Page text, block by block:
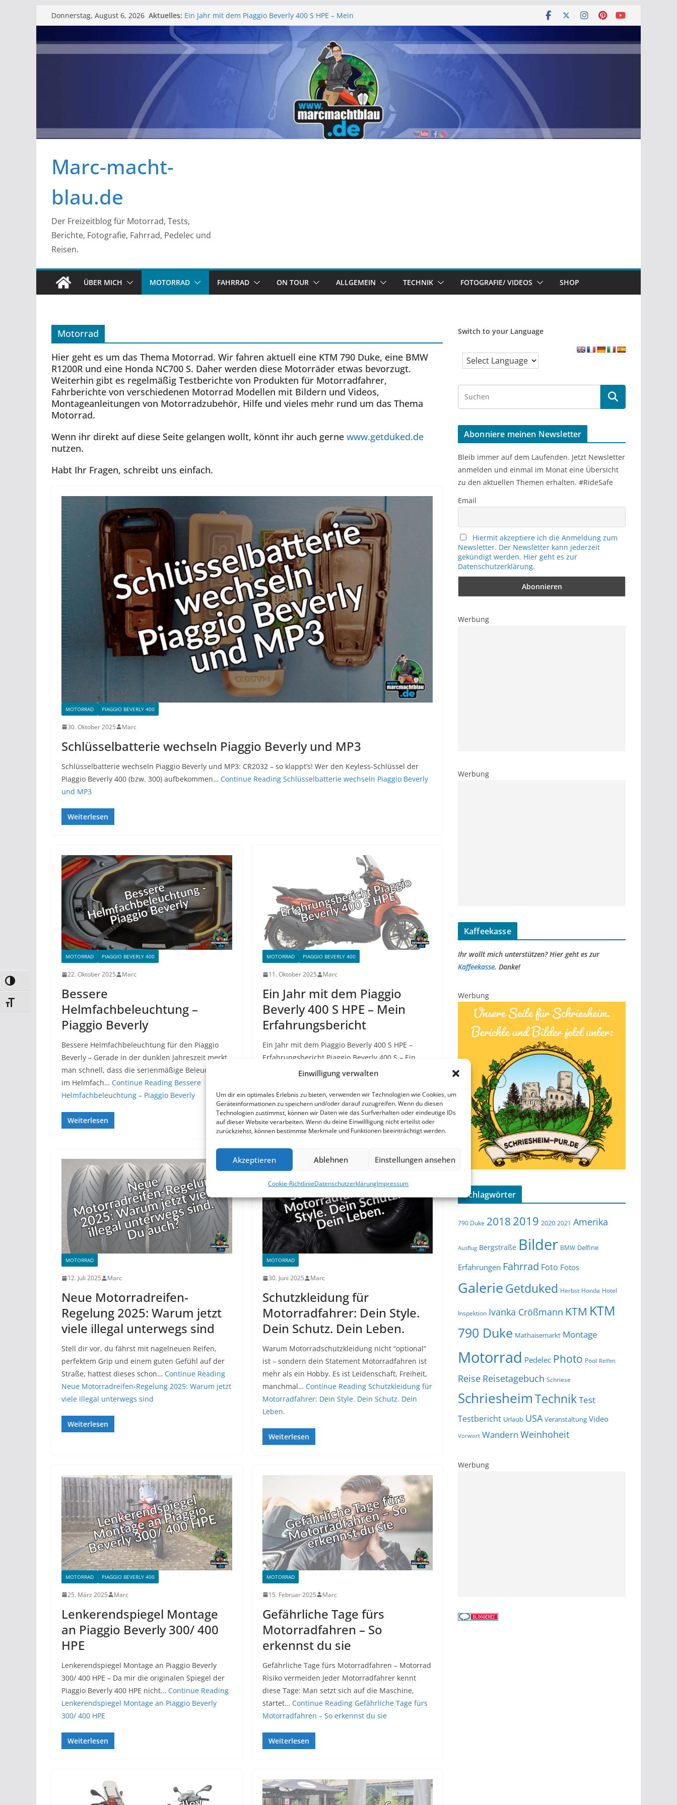
Einwilligung verwalten
Um dir ein optimales Erlebnis zu bieten, verwenden wir Technologien wie Cookies, um
Geräteinformationen zu speichern und/oder darauf zuzugreifen. Wenn du diesen
Technologien zustimmst, können wir Daten wie das Surfverhalten oder eindeutige IDs
auf dieser Website verarbeiten. Wenn du deine Einwillligung nicht erteilst oder
zurückziehst, können bestimmte Merkmale und Funktionen beeinträchtigt werden.
Akzeptieren Ablehnen Einstellungen ansehen
Cookie-RichtlinieDatenschutzerklärungImpressum
Umschalten auf hohe Kontraste
Schrift vergrößern
Zum
Inhalt
springen
Donnerstag, August 6, 2026 Aktuelles: Ein Jahr mit dem Piaggio Beverly 400 S HPE – Mein
Erfahrungsbericht
Barlfest der Barlgemeinschaft e.V. – Ein rundum
gelungenes Wochenende 2026
Rosenmontag in Zell 2026 – „am leevste in Zell, gell?!“
Schlüsselbatterie wechseln Piaggio Beverly und MP3
Bessere Helmfachbeleuchtung – Piaggio Beverly
Marc-macht-
blau.de
Der Freizeitblog für Motorrad, Tests,
Berichte, Fotografie, Fahrrad, Pedelec und
Reisen.
ÜBER MICH MOTORRAD FAHRRAD ON TOUR ALLGEMEIN TECHNIK FOTOGRAFIE/ VIDEOS SHOP
Motorrad
Hier geht es um das Thema Motorrad. Wir fahren aktuell eine KTM 790 Duke, eine BMW
R1200R und eine Honda NC700 S. Daher werden diese Motorräder etwas bevorzugt.
Weiterhin gibt es regelmäßig Testberichte von Produkten für Motorradfahrer,
Fahrberichte von verschiedenen Motorrad Modellen mit Bildern und Videos,
Montageanleitungen von Motorradzubehör, Hilfe und vieles mehr rund um das Thema
Motorrad.
Wenn ihr direkt auf diese Seite gelangen wollt, könnt ihr auch gerne www.getduked.de
nutzen.
Habt Ihr Fragen, schreibt uns einfach.
MOTORRAD PIAGGIO BEVERLY 400
30. Oktober 2025 Marc
Schlüsselbatterie wechseln Piaggio Beverly und MP3
Schlüsselbatterie wechseln Piaggio Beverly und MP3: CR2032 – so klappt’s! Wer den Keyless-Schlüssel der
Piaggio Beverly 400 (bzw. 300) aufbekommen… Continue Reading Schlüsselbatterie wechseln Piaggio Beverly
und MP3
Weiterlesen
MOTORRAD PIAGGIO BEVERLY 400
22. Oktober 2025 Marc
Bessere
Helmfachbeleuchtung –
Piaggio Beverly
Bessere Helmfachbeleuchtung für den Piaggio
Beverly – Gerade in der dunklen Jahreszeit merkt
man schnell, dass die serienmäßige Beleuchtung
im Helmfach… Continue Reading Bessere
Helmfachbeleuchtung – Piaggio Beverly
Weiterlesen
MOTORRAD PIAGGIO BEVERLY 400
11. Oktober 2025 Marc
Ein Jahr mit dem Piaggio
Beverly 400 S HPE – Mein
Erfahrungsbericht
Ein Jahr mit dem Piaggio Beverly 400 S HPE –
Erfahrungsbericht Piaggio Beverly 400 S – Ein
Jahr, 4000 Kilometer…Continue Reading
Erfahrungsbericht
Weiterlesen
MOTORRAD
12. Juli 2025 Marc
Neue Motorradreifen-
Regelung 2025: Warum jetzt
viele illegal unterwegs sind
Stell dir vor, du fährst mit nagelneuen Reifen,
perfektem Grip und einem guten Gefühl auf der
Straße, hattest dieses schon… Continue Reading
Neue Motorradreifen-Regelung 2025: Warum jetzt
viele illegal unterwegs sind
Weiterlesen
MOTORRAD
30. Juni 2025 Marc
Schutzkleidung für
Motorradfahrer: Dein Style.
Dein Schutz. Dein Leben.
Warum Motorradschutzkleidung nicht “optional”
ist – sondern dein Statement Motorradfahren ist
mehr als ein Hobby. Es ist Leidenschaft, Freiheit,
manchmal… Continue ReadingSchutzkleidung für
Motorradfahrer: Dein Style. Dein Schutz. Dein
Leben.
Weiterlesen
MOTORRAD PIAGGIO BEVERLY 400
25. März 2025 Marc
Lenkerendspiegel Montage
an Piaggio Beverly 300/ 400
HPE
Lenkerendspiegel Montage an Piaggio Beverly
300/ 400 HPE – Da mir die originalen Spiegel der
Piaggio Beverly 400 HPE nicht… Continue Reading
Lenkerendspiegel Montage an Piaggio Beverly
300/ 400 HPE
Weiterlesen
MOTORRAD
15. Februar 2025 Marc
Gefährliche Tage fürs
Motorradfahren – So
erkennst du sie
Gefährliche Tage fürs Motorradfahren – Motorrad
Risiko vermeiden Jeder Motorradfahrer kennt
diese Tage: Man setzt sich auf die Maschine,
startet… Continue ReadingGefährliche Tage fürs
Motorradfahren – So erkennst du sie
Weiterlesen
Switch to your Language
r
h
Abonniere meinen Newsletter
Bleib immer auf dem Laufenden. Jetzt Newsletter
anmelden und einmal im Monat eine Übersicht
zu den aktuellen Themen erhalten. #RideSafe
Email
Hiermit akzeptiere ich die Anmeldung zum
Newsletter. Der Newsletter kann jederzeit
gekündigt werden. Hier geht es zur
Datenschutzerklärung.
Werbung
Werbung
Kaffeekasse
Ihr wollt mich unterstützen? Hier geht es zur
Kaffeekasse. Danke!
Werbung
Schlagwörter
790 Duke 2018 2019 2020 2021 Amerika
Ausflug Bergstraße Bilder BMW Delfine
Erfahrungen Fahrrad Foto Fotos
GalerieGetduked Herbst Honda Hotel
Inspektion Ivanka Crößmann KTM KTM
790 Duke Mathaisemarkt Montage
Motorrad Pedelec Photo Pool Reifen
Reise Reisetagebuch Schriese
SchriesheimTechnikTest
Testbericht Urlaub USA Veranstaltung Video
Vorwort Wandern Weinhoheit
Werbung